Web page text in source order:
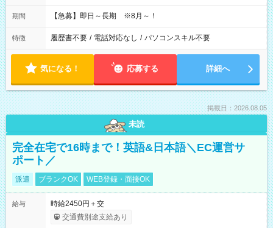
期間 【急募】即日～長期 ※8月～！
特徴 履歴書不要 / 電話対応なし / パソコンスキル不要
気になる！ 応募する 詳細へ
掲載日：2026.08.05
未読
完全在宅で16時まで！英語&日本語＼EC運営サ
ポート／
派遣 ブランクOK WEB登録・面接OK
給与
時給2450円＋交
交通費別途支給あり